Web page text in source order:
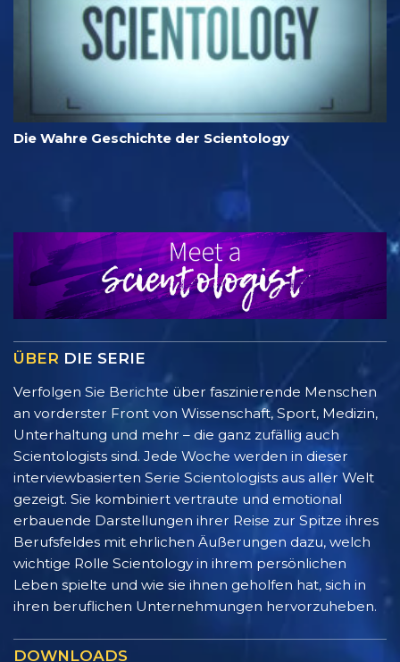
Die Wahre Geschichte der Scientology
ÜBER DIE SERIE
Verfolgen Sie Berichte über faszinierende Menschen
an vorderster Front von Wissenschaft, Sport, Medizin,
Unterhaltung und mehr – die ganz zufällig auch
Scientologists sind. Jede Woche werden in dieser
interviewbasierten Serie Scientologists aus aller Welt
gezeigt. Sie kombiniert vertraute und emotional
erbauende Darstellungen ihrer Reise zur Spitze ihres
Berufsfeldes mit ehrlichen Äußerungen dazu, welch
wichtige Rolle Scientology in ihrem persönlichen
Leben spielte und wie sie ihnen geholfen hat, sich in
ihren beruflichen Unternehmungen hervorzuheben.
DOWNLOADS